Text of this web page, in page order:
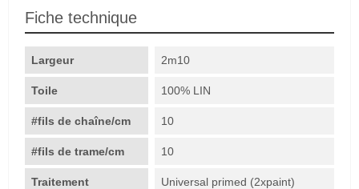
Fiche technique
Largeur 2m10
Toile 100% LIN
#fils de chaîne/cm 10
#fils de trame/cm 10
Traitement Universal primed (2xpaint)